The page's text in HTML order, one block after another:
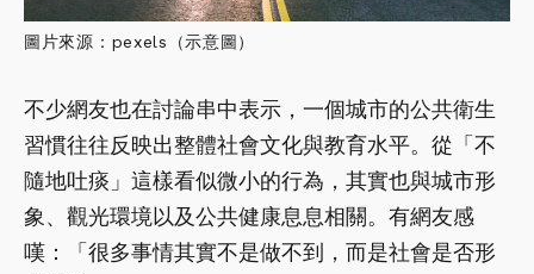
圖片來源：pexels（示意圖）
不少網友也在討論串中表示，一個城市的公共衛生
習慣往往反映出整體社會文化與教育水平。從「不
隨地吐痰」這樣看似微小的行為，其實也與城市形
象、觀光環境以及公共健康息息相關。有網友感
嘆：「很多事情其實不是做不到，而是社會是否形